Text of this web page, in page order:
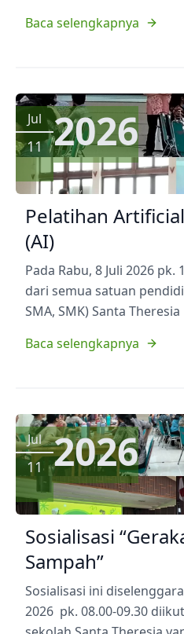
Baca selengkapnya
Jul
11 2026
Pelatihan
(AI)
Pada Rabu, 8 Juli 2026
dari semua satuan
SMA, SMK) Santa Theresia
Baca selengkapnya
Jul
11 2026
Sosialisasi
Sampah”
Sosialisasi ini
2026 pk. 08.00-09.30